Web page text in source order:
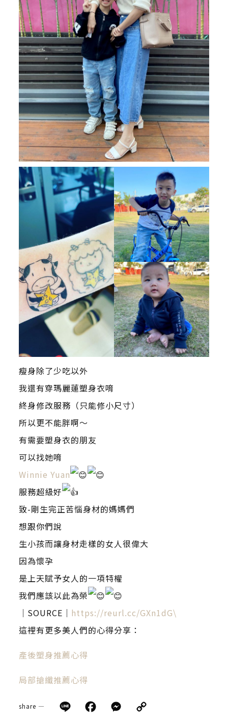
瘦身除了少吃以外
我還有穿瑪麗蓮塑身衣唷
終身修改服務（只能修小尺寸）
所以更不能胖啊～
有需要塑身衣的朋友
可以找她唷
Winnie Yuan
服務超級好
致-剛生完正苦惱身材的媽媽們
想跟你們說
生小孩而讓身材走樣的女人很偉大
因為懷孕
是上天賦予女人的一項特權
我們應該以此為榮
｜SOURCE｜ https://reurl.cc/GXn1dG\
這裡有更多美人們的心得分享：
產後塑身推薦心得
局部搶纖推薦心得
share — Line Facebook
Messenger